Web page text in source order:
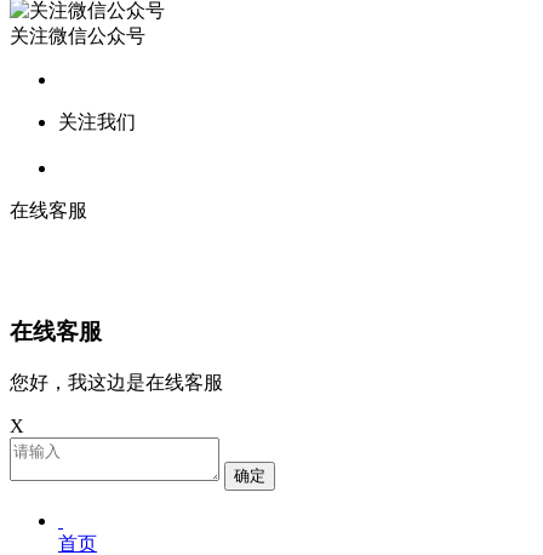
关注微信公众号
关注我们
在线客服
在线客服
您好，我这边是在线客服
X
确定
首页